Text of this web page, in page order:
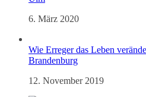
6. März 2020
Wie Erreger das Leben
Brandenburg
12. November 2019